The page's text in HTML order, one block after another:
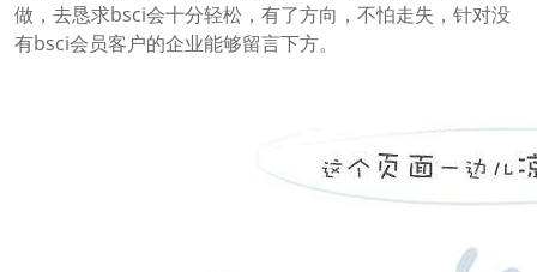
做，去恳求bsci会十分轻松，有了方向，不怕走失，针对没
有bsci会员客户的企业能够留言下方。